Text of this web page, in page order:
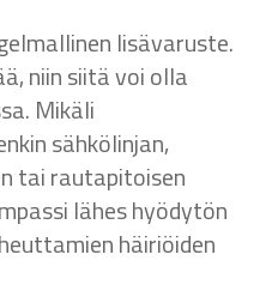
lisävaruste.
niin siitä voi olla
Mikäli
sähkölinjan,
tai rautapitoisen
lähes hyödytön
häiriöiden